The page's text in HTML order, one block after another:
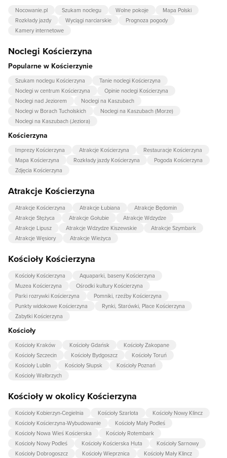
Nocowanie.pl Szukam noclegu Wolne pokoje
Mapa Polski
Rozkłady jazdy
Wyciągi narciarskie
Prognoza pogody
Kamery internetowe
Noclegi Kościerzyna
Popularne w Kościerzynie
Szukam noclegu Kościerzyna
Tanie noclegi Kościerzyna
Noclegi w centrum Kościerzyna
Opinie noclegi Kościerzyna
Noclegi nad Jeziorem
Noclegi na Kaszubach
Noclegi w Borach Tucholskich
Noclegi na Kaszubach (Morze)
Noclegi na Kaszubach (Jeziora)
Kościerzyna
Imprezy Kościerzyna Atrakcje Kościerzyna
Restauracje Kościerzyna
Mapa Kościerzyna
Rozkłady jazdy Kościerzyna
Pogoda Kościerzyna
Zdjęcia Kościerzyna
Atrakcje Kościerzyna
Atrakcje Kościerzyna Atrakcje Łubiana
Atrakcje Będomin
Atrakcje Stężyca
Atrakcje Gołubie
Atrakcje Wdzydze
Atrakcje Lipusz
Atrakcje Wdzydze Kiszewskie
Atrakcje Szymbark
Atrakcje Węsiory
Atrakcje Wieżyca
Kościoły Kościerzyna
Kościoły Kościerzyna
Aquaparki, baseny Kościerzyna
Muzea Kościerzyna
Ośrodki kultury Kościerzyna
Parki rozrywki Kościerzyna
Pomniki, rzeźby Kościerzyna
Punkty widokowe Kościerzyna
Rynki, Starówki, Place Kościerzyna
Zabytki Kościerzyna
Kościoły
Kościoły Kraków Kościoły Gdańsk
Kościoły Zakopane
Kościoły Szczecin
Kościoły Bydgoszcz
Kościoły Toruń
Kościoły Lublin
Kościoły Słupsk
Kościoły Poznań
Kościoły Wałbrzych
Kościoły w okolicy Kościerzyna
Kościoły Kobierzyn-Cegielnia Kościoły Szarlota
Kościoły Nowy Klincz
Kościoły Kościerzyna-Wybudowanie
Kościoły Mały Podleś
Kościoły Nowa Wieś Kościerska
Kościoły Rotembark
Kościoły Nowy Podleś
Kościoły Kościerska Huta
Kościoły Sarnowy
Kościoły Dobrogoszcz
Kościoły Wieprznica
Kościoły Mały Klincz